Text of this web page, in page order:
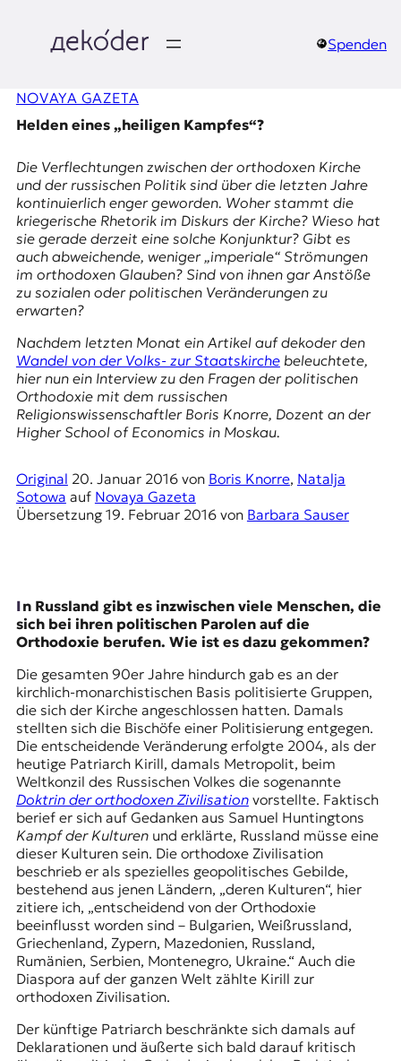
springen
e
k
o
d
e
r
|
D
E
K
O
D
W
i
s
e
n
J
o
u
r
n
a
l
s
m
u
s
u
n
d
M
e
Spenden
NOVAYA GAZETA
Helden eines „heiligen Kampfes“?
Die Verflechtungen zwischen der orthodoxen Kirche
und der russischen Politik sind über die letzten Jahre
kontinuierlich enger geworden. Woher stammt die
kriegerische Rhetorik im Diskurs der Kirche? Wieso hat
sie gerade derzeit eine solche Konjunktur? Gibt es
auch abweichende, weniger „imperiale“ Strömungen
im orthodoxen Glauben? Sind von ihnen gar Anstöße
zu sozialen oder politischen Veränderungen zu
erwarten?
Nachdem letzten Monat ein Artikel aufdekoderden
Wandel von der Volks- zur Staatskirchebeleuchtete,
hier nun ein Interview zu den Fragen der politischen
Orthodoxie mit dem russischen
Religionswissenschaftler Boris Knorre, Dozent an der
Higher School of Economics in Moskau.
Original 20. Januar 2016von Boris Knorre, Natalja
Sotowa auf Novaya Gazeta
Übersetzung 19. Februar 2016von Barbara Sauser
In Russland gibt es inzwischen viele Menschen, die
sich bei ihren politischen Parolen auf die
Orthodoxie berufen. Wie ist es dazu gekommen?
Die gesamten 90er Jahre hindurch gab es an der
kirchlich-monarchistischen Basis politisierte Gruppen,
die sich der Kirche angeschlossen hatten. Damals
stellten sich die Bischöfe einer Politisierung entgegen.
Die entscheidende Veränderung erfolgte 2004, als der
heutige Patriarch Kirill, damals Metropolit, beim
Weltkonzil des Russischen Volkes die sogenannte
Doktrin der orthodoxen Zivilisationvorstellte. Faktisch
berief er sich auf Gedanken aus Samuel Huntingtons
Kampf der Kulturenund erklärte, Russland müsse eine
dieser Kulturen sein. Die orthodoxe Zivilisation
beschrieb er als spezielles geopolitisches Gebilde,
bestehend aus jenen Ländern, „deren Kulturen“, hier
zitiere ich, „entscheidend von der Orthodoxie
beeinflusst worden sind – Bulgarien, Weißrussland,
Griechenland, Zypern, Mazedonien, Russland,
Rumänien, Serbien, Montenegro, Ukraine.“ Auch die
Diaspora auf der ganzen Welt zählte Kirill zur
orthodoxen Zivilisation.
Der künftige Patriarch beschränkte sich damals auf
Deklarationen und äußerte sich bald darauf kritisch